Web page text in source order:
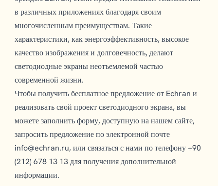
в различных приложениях благодаря своим
многочисленным преимуществам. Такие
характеристики, как энергоэффективность, высокое
качество изображения и долговечность, делают
светодиодные экраны неотъемлемой частью
современной жизни.
Чтобы получить бесплатное предложение от Echran и
реализовать свой проект светодиодного экрана, вы
можете заполнить форму, доступную на нашем сайте,
запросить предложение по электронной почте
info@echran.ru, или связаться с нами по телефону +90
(212) 678 13 13 для получения дополнительной
информации.